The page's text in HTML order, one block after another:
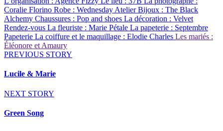
Coralie Florino Robe : Wednesday AtelierBijoux : The Black
Alchemy Chaussures : Pop and shoes La décoration : Velvet
Rendez-vous La fleuriste : Marie Pétale La papeterie : Septembre
Papeterie La coiffure et le maquillage : Elodie Charles Les mariés :
Éléonore et Amaury
PREVIOUS STORY
Lucile & Marie
NEXT STORY
Green Song